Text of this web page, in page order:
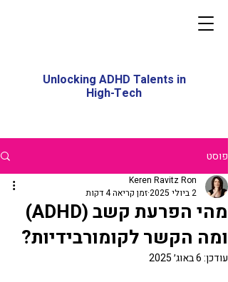
Unlocking ADHD Talents in
High-Tech
פוסט
מהי הפרעת קשב (ADHD)
ומה הקשר לקומורבידיות?
Keren Ravitz Ron
2 ביולי 2025
זמן קריאה 4 דקות
עודכן:6 באוג׳ 2025